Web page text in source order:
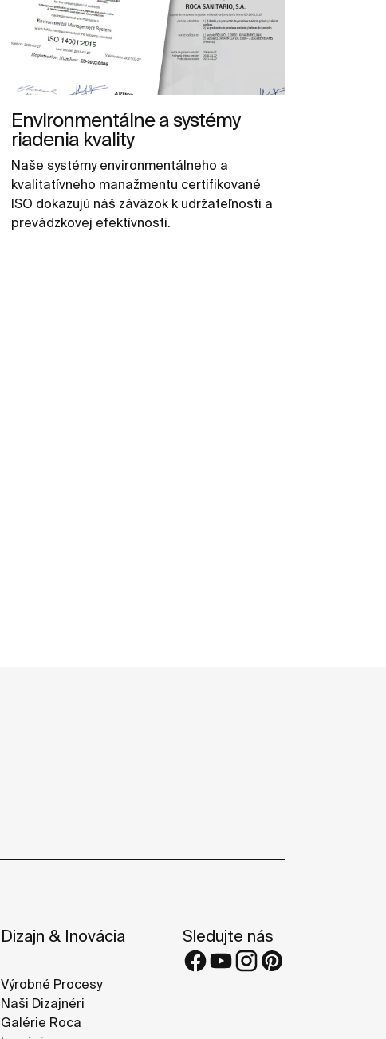
Environmentálne a systémy
riadenia kvality
Naše systémy environmentálneho a
kvalitatívneho manažmentu certifikované
ISO dokazujú náš záväzok k udržateľnosti a
prevádzkovej efektívnosti.
Dizajn & Inovácia
Výrobné Procesy
Naši Dizajnéri
Galérie Roca
Sledujte nás